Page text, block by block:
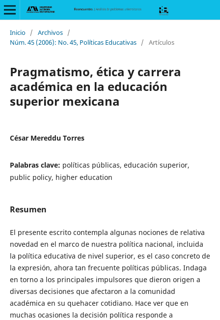
Inicio / Archivos /
Núm. 45 (2006): No. 45, Políticas Educativas / Artículos
Pragmatismo, ética y carrera
académica en la educación
superior mexicana
César Mereddu Torres
Palabras clave: políticas públicas, educación superior,
public policy, higher education
Resumen
El presente escrito contempla algunas nociones de relativa
novedad en el marco de nuestra política nacional, incluida
la política educativa de nivel superior, es el caso concreto de
la expresión, ahora tan frecuente políticas públicas. Indaga
en torno a los principales impulsores que dieron origen a
diversas decisiones que afectaron a la comunidad
académica en su quehacer cotidiano. Hace ver que en
muchas ocasiones la decisión política responde a